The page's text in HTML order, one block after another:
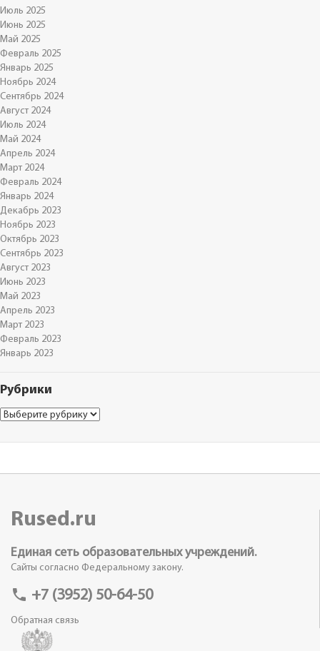
Июль 2025
Июнь 2025
Май 2025
Февраль 2025
Январь 2025
Ноябрь 2024
Сентябрь 2024
Август 2024
Июль 2024
Май 2024
Апрель 2024
Март 2024
Февраль 2024
Январь 2024
Декабрь 2023
Ноябрь 2023
Октябрь 2023
Сентябрь 2023
Август 2023
Июнь 2023
Май 2023
Апрель 2023
Март 2023
Февраль 2023
Январь 2023
Рубрики
Рубрики
Rused.ru
Единая сеть образовательных учреждений.
Сайты согласно Федеральному закону.
phone +7 (3952) 50-64-50
Обратная связь